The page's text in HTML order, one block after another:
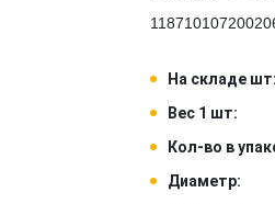
На складе шт:
Вес 1 шт:
Кол-во в
Диаметр: